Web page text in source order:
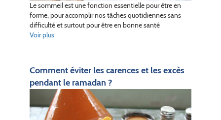
Le sommeil est une fonction essentielle pour être en
forme, pour accomplir nos tâches quotidiennes sans
difficulté et surtout pour être en bonne santé
Voir plus
Comment éviter les carences et les excès
pendant le ramadan ?